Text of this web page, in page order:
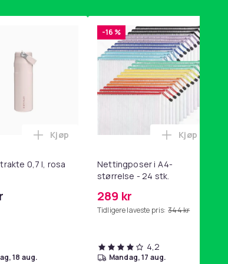
handlekurven
AE 2, AE 2i, AE 2w, SoundTrue, SoundLink Black i
LR1130 / LR54 / 189 / 10-pakning PKcell i
0,7 l, rosa
Legg Stanley trakte 0,7 l, rosa i
Kjøp
18 aug.
-16 %
Nettingposer i A4-
størrelse - 24 stk.
289 kr
Tidligere laveste pris: 344 kr
Legg
Kjøp
4,2
mandag, 17 aug.